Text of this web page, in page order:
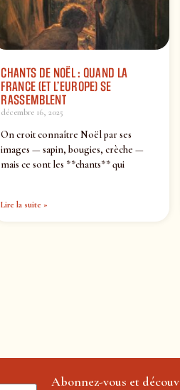
CHANTS DE NOËL : QUAND LA
FRANCE (ET L’EUROPE) SE
RASSEMBLENT
décembre 16, 2025
On croit connaître Noël par ses
images — sapin, bougies, crèche —
mais ce sont les **chants** qui
Lire la suite »
Abonnez-vous et